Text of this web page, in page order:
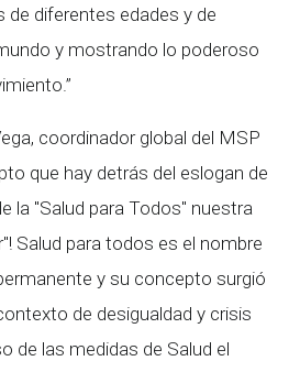
diferentes edades y de
y mostrando lo poderoso
coordinador global del MSP
que hay detrás del eslogan de
la "Salud para Todos" nuestra
Salud para todos es el nombre
y su concepto surgió
de desigualdad y crisis
de las medidas de Salud el